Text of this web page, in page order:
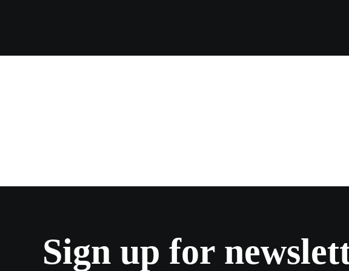
Sign up for